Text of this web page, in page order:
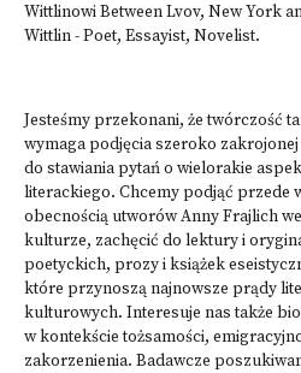
Wittlinowi Between Lvov, New York
Wittlin - Poet, Essayist, Novelist.
Jesteśmy przekonani, że twórczość
wymaga podjęcia szeroko
do stawiania pytań o wielorakie
literackiego. Chcemy podjąć przede
obecnością utworów Anny Frajlich
kulturze, zachęcić do lektury i
poetyckich, prozy i książek
które przynoszą najnowsze prądy
kulturowych. Interesuje nas także
w kontekście tożsamości,
zakorzenienia. Badawcze